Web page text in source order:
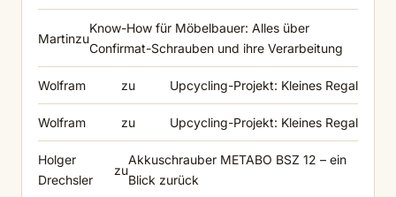
Martinzu
Know-How für Möbelbauer: Alles über
Confirmat-Schrauben und ihre Verarbeitung
Wolfram zu Upcycling-Projekt: Kleines Regal
Wolfram zu Upcycling-Projekt: Kleines Regal
Holger
Drechsler
zu
Akkuschrauber METABO BSZ 12 – ein
Blick zurück